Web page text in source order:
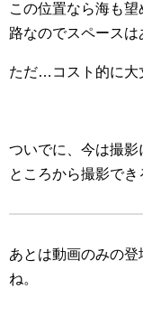
この位置なら海も
路なのでスペースは
ただ…コスト的に大
ついでに、今は撮
ところから撮影で
あとは動画のみの
ね。